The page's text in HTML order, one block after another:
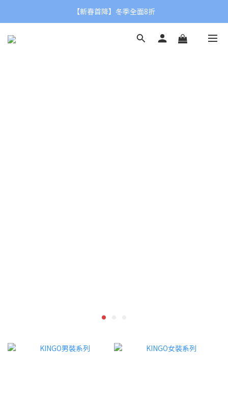
✨NEW【2026春夏新品】
【新春首降】冬季全面8折
✨NEW【2026春夏新品】